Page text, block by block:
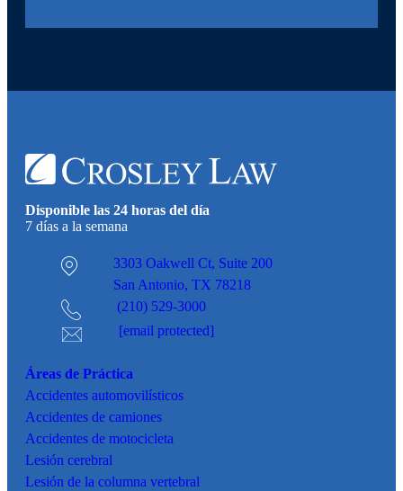
Disponible las 24 horas del día
7 días a la semana
3303 Oakwell Ct, Suite 200
San Antonio, TX 78218
(210) 529-3000
[email protected]
Áreas de Práctica
Accidentes automovilísticos
Accidentes de camiones
Accidentes de motocicleta
Lesión cerebral
Lesión de la columna vertebral